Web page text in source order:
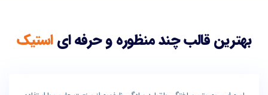
بهترین قالب چند منظوره و حرفه ایاستیک